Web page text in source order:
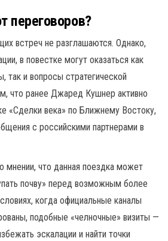
переговоров?
встреч не разглашаются. Однако,
в повестке могут оказаться как
так и вопросы стратегической
что ранее Джаред Кушнер активно
«Сделки века» по Ближнему Востоку,
с российскими партнерами в
мнении, что данная поездка может
почву» перед возможным более
когда официальные каналы
подобные «челночные» визиты —
эскалации и найти точки